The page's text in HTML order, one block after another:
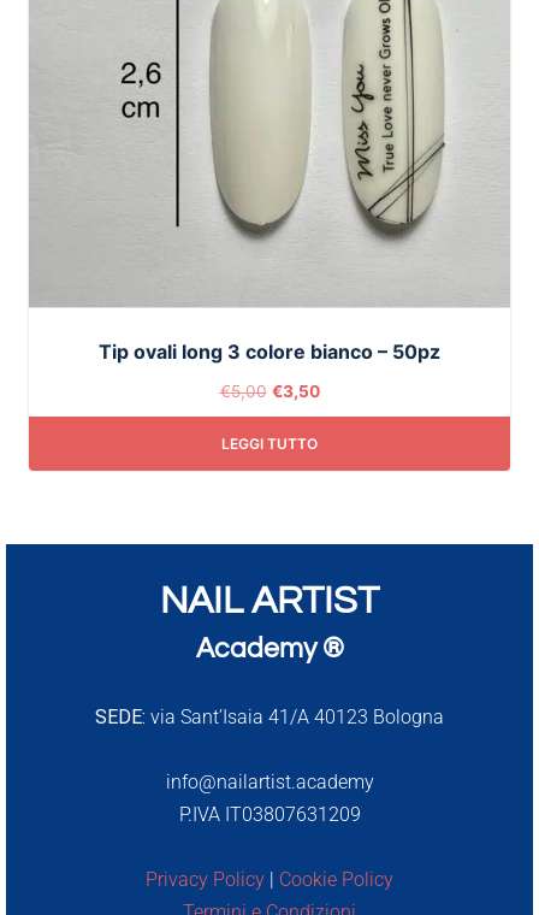
Tip ovali long 3 colore bianco – 50pz
€5,00 €3,50
LEGGI TUTTO
NAIL ARTIST
Academy ®
SEDE: via Sant’Isaia 41/A 40123 Bologna
info@nailartist.academy
P.IVA IT03807631209
Privacy Policy | Cookie Policy